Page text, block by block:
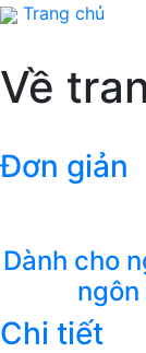
Trang chủ
Về
Đơn giản
Dành cho
Chi tiết